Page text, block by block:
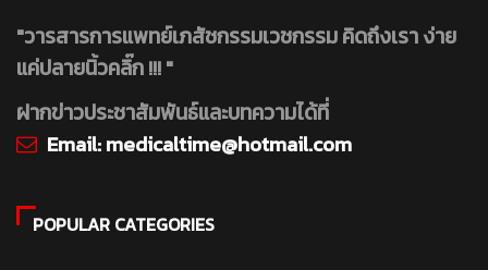
"วารสารการแพทย์เภสัชกรรมเวชกรรม คิดถึงเรา ง่าย
แค่ปลายนิ้วคลิ๊ก !!! "
ฝากข่าวประชาสัมพันธ์และบทความได้ที่
Email:medicaltime@hotmail.com
POPULAR CATEGORIES